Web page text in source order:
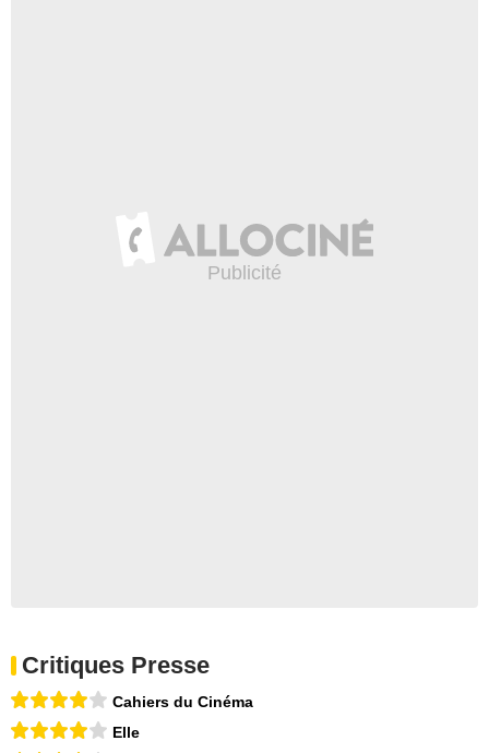
Critiques Presse
Cahiers du Cinéma
Elle